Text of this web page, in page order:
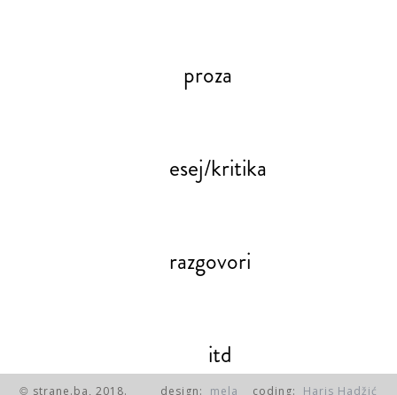
proza
esej/kritika
razgovori
itd
© strane.ba, 2018. design: mela coding: Haris Hadžić